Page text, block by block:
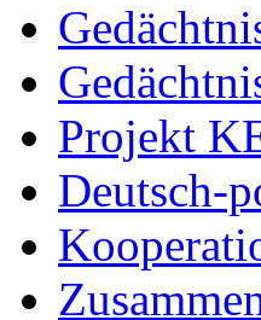
Projekt
Deutsch-